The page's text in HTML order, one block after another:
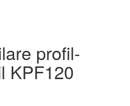
profil-
KPF120